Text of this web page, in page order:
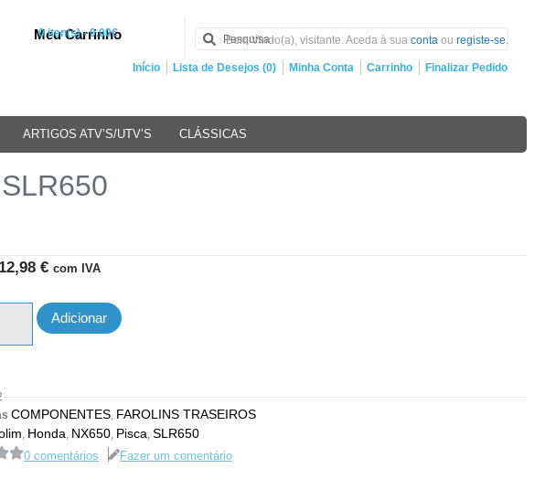
Meu Carrinho
0 iten(s) - 0.00€
Bem Vindo(a), visitante. Aceda à sua conta ou registe-se.
Início Lista de Desejos (0) Minha Conta Carrinho Finalizar Pedido
ARTIGOS ATV’S/UTV’S CLÁSSICAS
12,98 € com IVA
Adicionar
COMPONENTES FAROLINS TRASEIROS
Honda NX650 Pisca SLR650
0 comentários Fazer um comentário